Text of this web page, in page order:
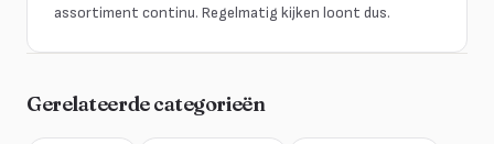
assortiment continu. Regelmatig kijken loont dus.
Gerelateerde categorieën